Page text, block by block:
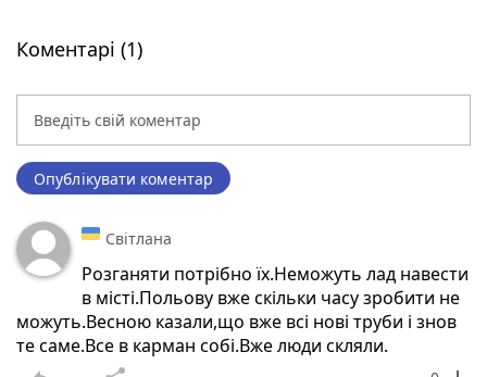
Коментарі (1)
Опублікувати коментар
Світлана
Розганяти потрібно їх.Неможуть лад навести
в місті.Польову вже скільки часу зробити не
можуть.Весною казали,що вже всі нові труби і знов
те саме.Все в карман собі.Вже люди скляли.